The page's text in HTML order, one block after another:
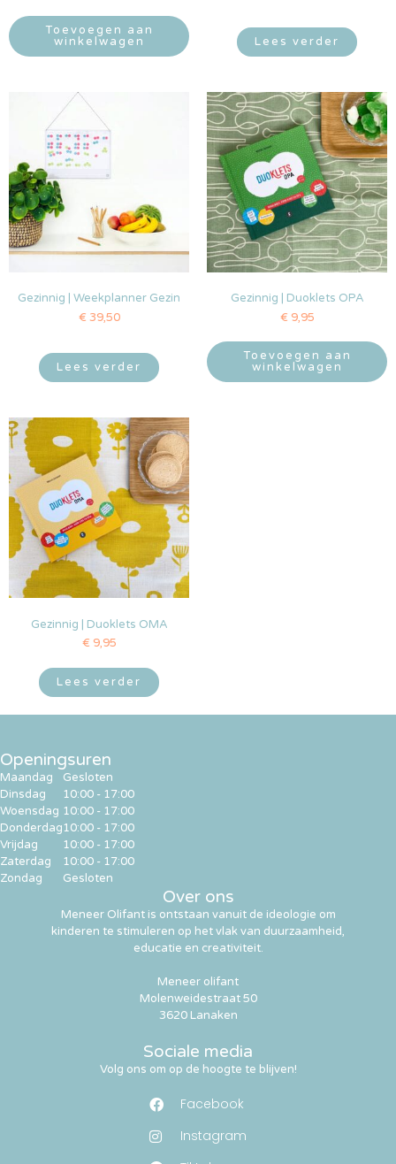
Toevoegen aan
winkelwagen
Lees verder
Gezinnig | Weekplanner Gezin
€ 39,50
Lees verder
Gezinnig | Duoklets OPA
€ 9,95
Toevoegen aan
winkelwagen
Gezinnig | Duoklets OMA
€ 9,95
Lees verder
Sociale media
Volg ons om op de hoogte te blijven!
Facebook
Instagram
Over ons
Meneer Olifant is ontstaan vanuit de ideologie om
kinderen te stimuleren op het vlak van duurzaamheid,
educatie en creativiteit.
Meneer olifant
Molenweidestraat 50
3620 Lanaken
Openingsuren
Maandag
Dinsdag
Woensdag
Donderdag
Vrijdag
Zaterdag
Zondag
Gesloten
10:00 - 17:00
10:00 - 17:00
10:00 - 17:00
10:00 - 17:00
10:00 - 17:00
Gesloten